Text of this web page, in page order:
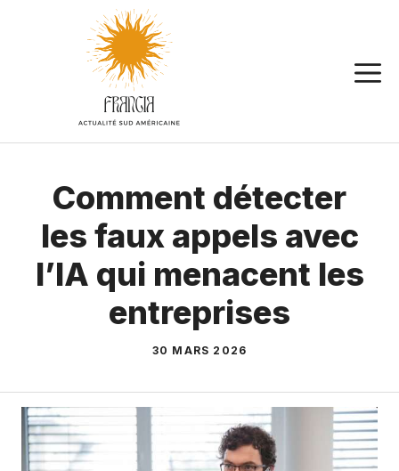
Comment détecter
les faux appels avec
l’IA qui menacent les
entreprises
30 MARS 2026